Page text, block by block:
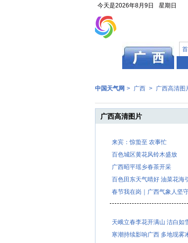
今天是2026年8月9日 星期日
中国天气网 > 广西 > 广西高清图
广西高清图片
来宾：惊蛰至 农事忙
百色城区黄花风铃木盛放
广西昭平瑶乡春茶开采
百色田东天气晴好 油菜花海
春节我在岗｜广西气象人坚
天峨立春李花开满山 洁白如
寒潮持续影响广西 多地现雾